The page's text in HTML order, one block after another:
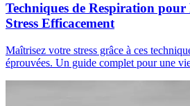
Techniques de Respiration
Stress Efficacement
Maîtrisez votre stress grâce à ces
éprouvées. Un guide complet pour une